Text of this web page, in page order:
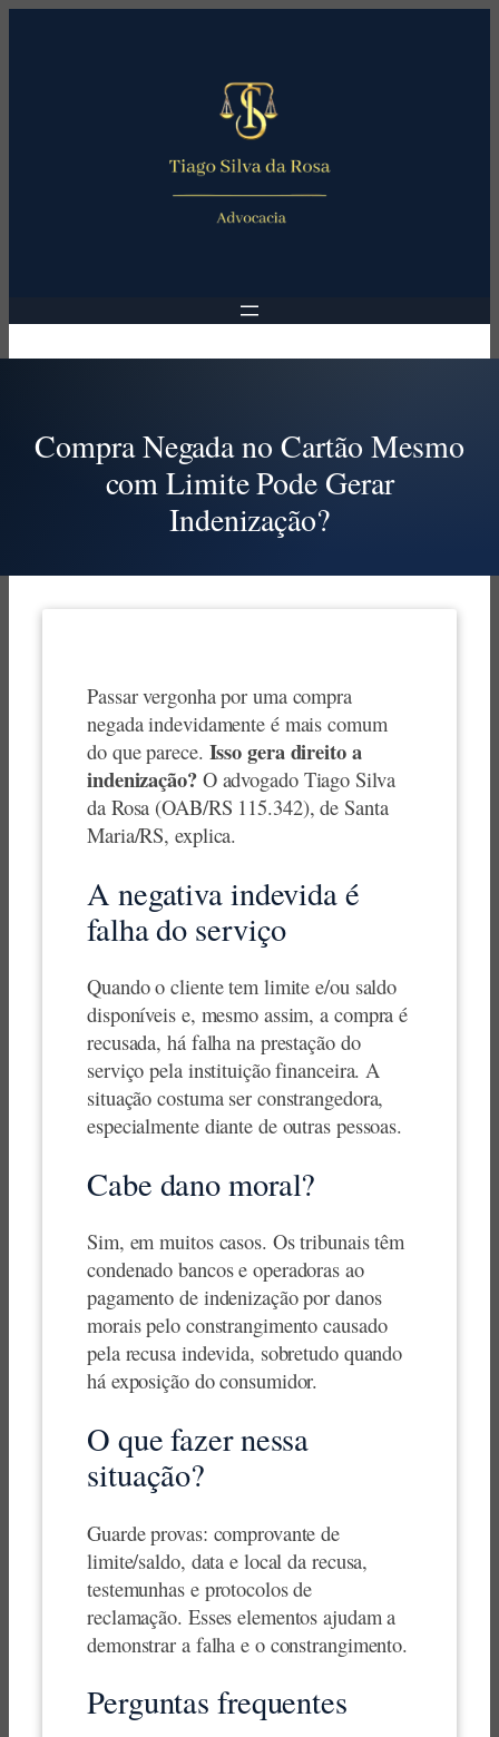
Compra Negada no Cartão Mesmo
com Limite Pode Gerar
Indenização?
Passar vergonha por uma compra
negada indevidamente é mais comum
do que parece. Isso gera direito a
indenização?O advogado Tiago Silva
da Rosa (OAB/RS 115.342), de Santa
Maria/RS, explica.
A negativa indevida é
falha do serviço
Quando o cliente tem limite e/ou saldo
disponíveis e, mesmo assim, a compra é
recusada, há falha na prestação do
serviço pela instituição financeira. A
situação costuma ser constrangedora,
especialmente diante de outras pessoas.
Cabe dano moral?
Sim, em muitos casos. Os tribunais têm
condenado bancos e operadoras ao
pagamento de indenização por danos
morais pelo constrangimento causado
pela recusa indevida, sobretudo quando
há exposição do consumidor.
O que fazer nessa
situação?
Guarde provas: comprovante de
limite/saldo, data e local da recusa,
testemunhas e protocolos de
reclamação. Esses elementos ajudam a
demonstrar a falha e o constrangimento.
Perguntas frequentes